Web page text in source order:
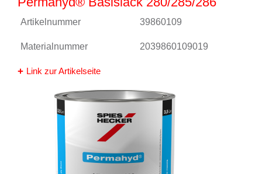
Artikelnummer 39860109
Materialnummer 2039860109019
Link zur Artikelseite